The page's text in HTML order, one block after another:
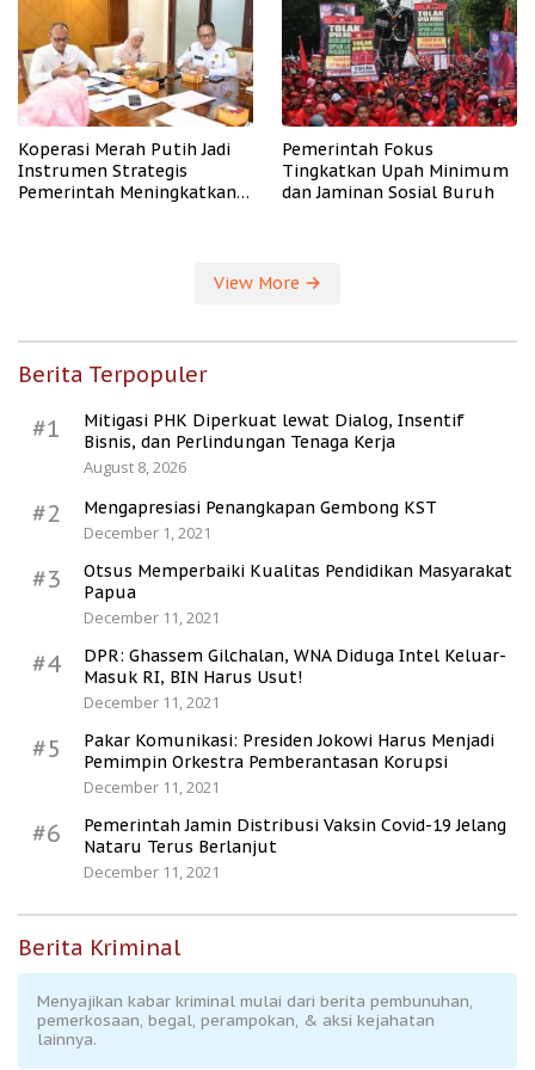
Koperasi Merah Putih Jadi
Instrumen Strategis
Pemerintah Meningkatkan
Pemerintah Fokus
Tingkatkan Upah Minimum
dan Jaminan Sosial Buruh
View More
Berita Terpopuler
#1
Mitigasi PHK Diperkuat lewat Dialog, Insentif
Bisnis, dan Perlindungan Tenaga Kerja
August 8, 2026
#2
Mengapresiasi Penangkapan Gembong KST
December 1, 2021
#3
Otsus Memperbaiki Kualitas Pendidikan Masyarakat
Papua
December 11, 2021
#4
DPR: Ghassem Gilchalan, WNA Diduga Intel Keluar-
Masuk RI, BIN Harus Usut!
December 11, 2021
#5
Pakar Komunikasi: Presiden Jokowi Harus Menjadi
Pemimpin Orkestra Pemberantasan Korupsi
December 11, 2021
#6
Pemerintah Jamin Distribusi Vaksin Covid-19 Jelang
Nataru Terus Berlanjut
December 11, 2021
Berita Kriminal
Menyajikan kabar kriminal mulai dari berita pembunuhan,
pemerkosaan, begal, perampokan, & aksi kejahatan
lainnya.